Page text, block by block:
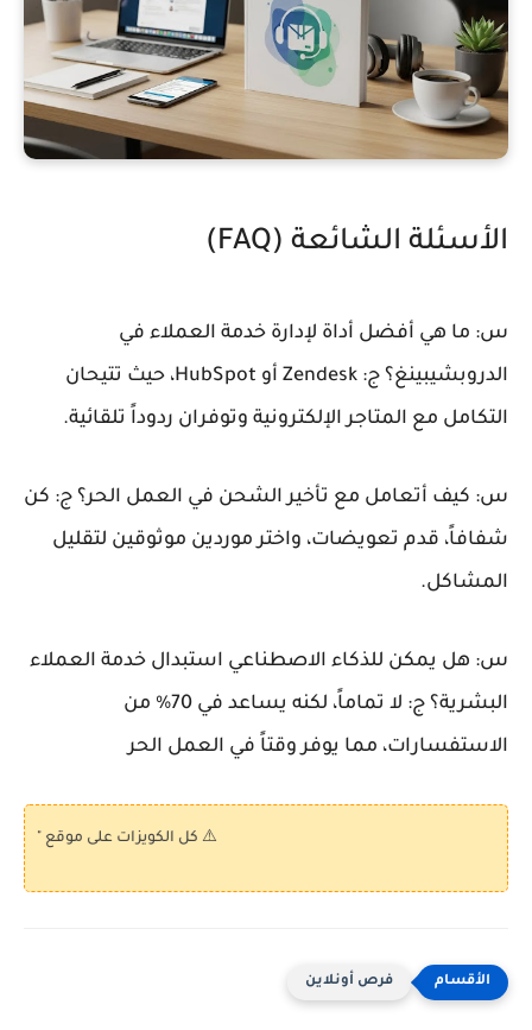
الأسئلة الشائعة (FAQ)
س: ما هي أفضل أداة لإدارة خدمة العملاء في
الدروبشيبينغ؟
ج: Zendesk أو HubSpot، حيث تتيحان
التكامل مع المتاجر الإلكترونية وتوفران ردوداً تلقائية.
س: كيف أتعامل مع تأخير الشحن في العمل الحر؟ ج: كن
شفافاً، قدم تعويضات، واختر موردين موثوقين لتقليل
المشاكل.
س: هل يمكن للذكاء الاصطناعي استبدال خدمة العملاء
البشرية؟
ج: لا تماماً، لكنه يساعد في 70% من
الاستفسارات، مما يوفر وقتاً في العمل الحر
⚠️ كل الكويزات على موقع "كويز بالعربى"
فرص أونلاين